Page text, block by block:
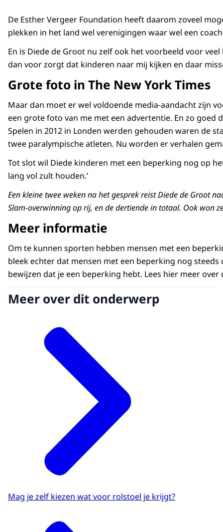
De Esther Vergeer Foundation heeft daarom zoveel
plekken in het land wel verenigingen waar wel een
En is Diede de Groot nu zelf ook het voorbeeld voor
dan voor zorgt dat kinderen naar mij kijken en daar
Grote foto in The New York Times
Maar dan moet er wel voldoende media-aandacht zijn
een grote foto van me met een advertentie. En zo goed
Spelen in 2012 in Londen werden gehouden waren de
twee paralympische atleten. Nu worden er verhalen
Tot slot wil Diede kinderen met een beperking nog op
lang vol zult houden.’
Een kleine twee weken na het gesprek reist Diede de Groot
Slam-overwinning op rij, en de dertiende in totaal. Ook won
Meer informatie
Om te kunnen sporten hebben mensen met een
bleek echter dat mensen met een beperking nog
bewijzen dat je een beperking hebt. Lees hier meer
Meer over dit onderwerp
Mag je zelf kiezen wat voor rolstoel je krijgt?